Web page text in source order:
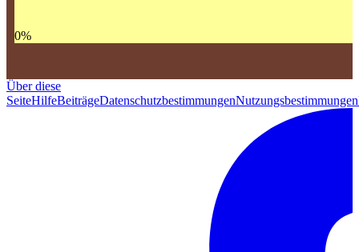
0%
Über diese
SeiteHilfeBeiträgeDatenschutzbestimmungenNutzungsbestimmungen